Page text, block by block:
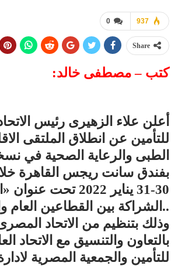
0 937
Share
كتب – مصطفى خالد:
أعلن علاء الزهيرى رئيس
للتأمين عن انطلاق الملتقى
الطبى والرعاية الصحية في
بفندق سانت ريجس القاهرة
30-31 يناير 2022 تحت
..الشراكة بين القطاعين العام
وذلك بتنظيم من الاتحاد
بالتعاون والتنسيق مع الاتحاد
للتأمين والجمعية المصرية